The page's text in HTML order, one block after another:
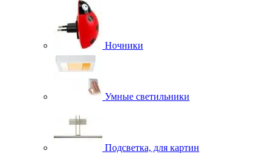
Ночники
Умные светильники
Подсветка, для картин